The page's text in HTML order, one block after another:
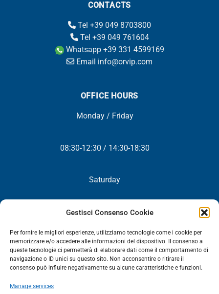
Gestisci Consenso Cookie
Per fornire le migliori esperienze, utilizziamo tecnologie come i cookie per
memorizzare e/o accedere alle informazioni del dispositivo. Il consenso a
queste tecnologie ci permetterà di elaborare dati come il comportamento di
navigazione o ID unici su questo sito. Non acconsentire o ritirare il
consenso può influire negativamente su alcune caratteristiche e funzioni.
Manage services
CONTACTS
Tel +39 049 8703800
Tel +39 049 761604
Whatsapp +39 331 4599169
Email info@orvip.com
OFFICE HOURS
Monday / Friday
08:30-12:30 / 14:30-18:30
Saturday
Closed
NEWSLETTER